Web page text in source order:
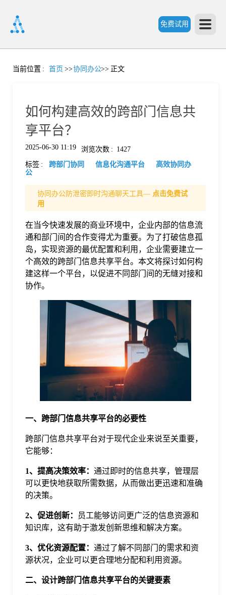
免费试用
首
当前位置 : 首页 >>协同办公>> 正文
如何构建高效的跨部门信息共
享平台？
2025-06-30 11:19 浏览次数 : 1427
标签 : 跨部门协同 信息化沟通平台
高效协同办
公
协同办公防泄密即时沟通聊天工具— 点击免费试
用
在当今快速发展的商业环境中，企业内部的信息流
通和部门间的合作变得尤为重要。为了打破信息孤
岛，实现资源的最优配置和利用，企业需要建立一
个高效的跨部门信息共享平台。本文将探讨如何构
建这样一个平台，以促进不同部门间的无缝对接和
协作。
一、跨部门信息共享平台的必要性
跨部门信息共享平台对于现代企业来说至关重要，
它能够：
1、提高决策效率： 通过即时的信息共享，管理层
可以更快地获取所需数据，从而做出更迅速和准确
的决策。
2、促进创新：
员工能够访问更广泛的信息资源和
知识库，这有助于激发创新思维和解决方案。
3、优化资源配置： 通过了解不同部门的需求和资
源状况，企业可以更合理地分配和利用资源。
二、设计跨部门信息共享平台的关键要素